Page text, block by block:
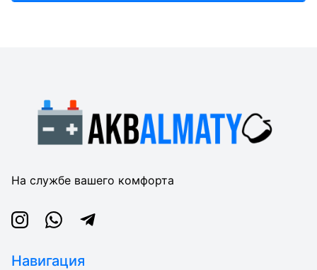
На службе вашего комфорта
InstagramWhatsappTelegram
Навигация